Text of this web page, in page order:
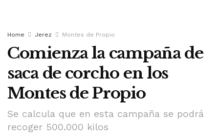
Home Jerez Montes de Propio
Comienza la campaña de
saca de corcho en los
Montes de Propio
Se calcula que en esta campaña se podrá
recoger 500.000 kilos